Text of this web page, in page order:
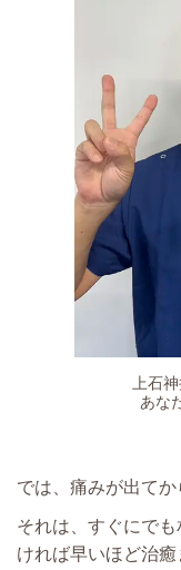
上石神
あな
では、痛みが出て
それは、すぐにで
ければ早いほど治